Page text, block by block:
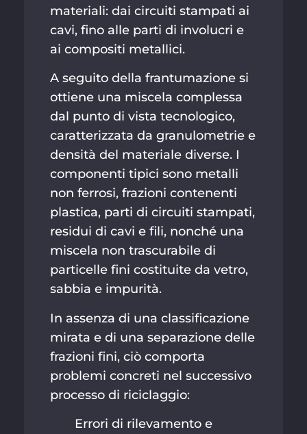
materiali: dai circuiti stampati ai
cavi, fino alle parti di involucri e
ai compositi metallici.
A seguito della frantumazione si
ottiene una miscela complessa
dal punto di vista tecnologico,
caratterizzata da granulometrie e
densità del materiale diverse. I
componenti tipici sono metalli
non ferrosi, frazioni contenenti
plastica, parti di circuiti stampati,
residui di cavi e fili, nonché una
miscela non trascurabile di
particelle fini costituite da vetro,
sabbia e impurità.
In assenza di una classificazione
mirata e di una separazione delle
frazioni fini, ciò comporta
problemi concreti nel successivo
processo di riciclaggio:
Errori di rilevamento e